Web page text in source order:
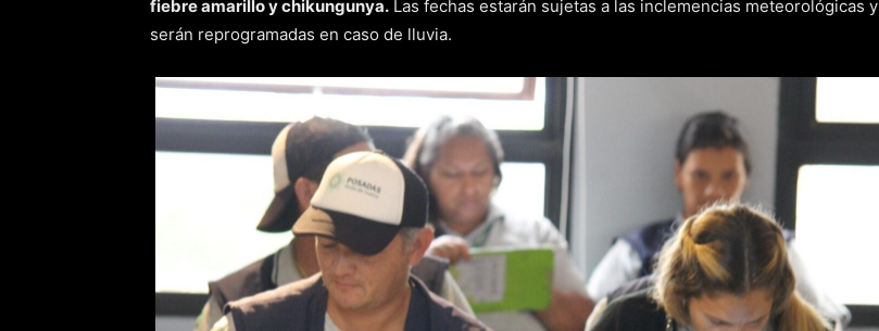
fiebre amarillo y chikungunya. Las fechas estarán sujetas a las inclemencias meteorológicas y
serán reprogramadas en caso de lluvia.